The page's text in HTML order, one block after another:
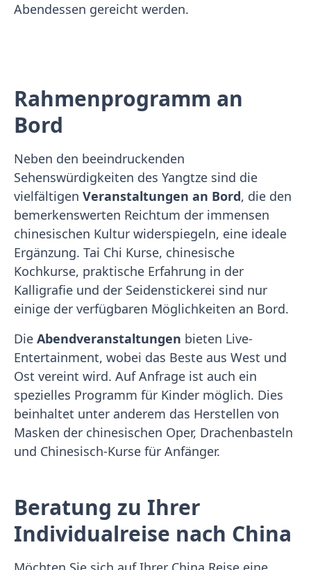
Abendessen gereicht werden.
Rahmenprogramm an
Bord
Neben den beeindruckenden
Sehenswürdigkeiten des Yangtze sind die
vielfältigen Veranstaltungen an Bord, die den
bemerkenswerten Reichtum der immensen
chinesischen Kultur widerspiegeln, eine ideale
Ergänzung. Tai Chi Kurse, chinesische
Kochkurse, praktische Erfahrung in der
Kalligrafie und der Seidenstickerei sind nur
einige der verfügbaren Möglichkeiten an Bord.
Die Abendveranstaltungen bieten Live-
Entertainment, wobei das Beste aus West und
Ost vereint wird. Auf Anfrage ist auch ein
spezielles Programm für Kinder möglich. Dies
beinhaltet unter anderem das Herstellen von
Masken der chinesischen Oper, Drachenbasteln
und Chinesisch-Kurse für Anfänger.
Beratung zu Ihrer
Individualreise nach China